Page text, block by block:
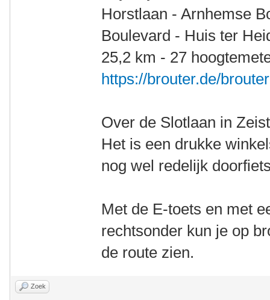
Horstlaan - Arnhemse
Boulevard - Huis ter
25,2 km - 27
https://brouter.de/
Over de Slotlaan in
Het is een drukke
nog wel redelijk
Met de E-toets en met
rechtsonder kun je op
de route zien.
Zoek